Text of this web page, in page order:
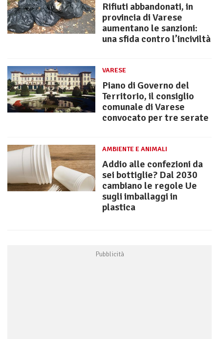
Rifiuti abbandonati, in
provincia di Varese
aumentano le sanzioni:
una sfida contro l’inciviltà
VARESE
Piano di Governo del
Territorio, il consiglio
comunale di Varese
convocato per tre serate
AMBIENTE E ANIMALI
Addio alle confezioni da
sei bottiglie? Dal 2030
cambiano le regole Ue
sugli imballaggi in
plastica